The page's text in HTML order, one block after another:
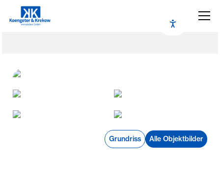
Grundriss Alle Objektbilder